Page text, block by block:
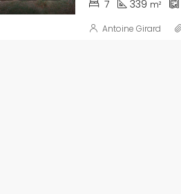
7 339 m²
Antoine Girard